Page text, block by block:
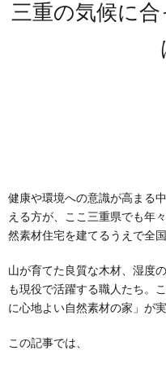
三重の気候に
健康や環境への意識が高まる
える方が、ここ三重県でも年
然素材住宅を建てるうえで全
山が育てた良質な木材、湿度
も現役で活躍する職人たち。
に心地よい自然素材の家」が
この記事では、